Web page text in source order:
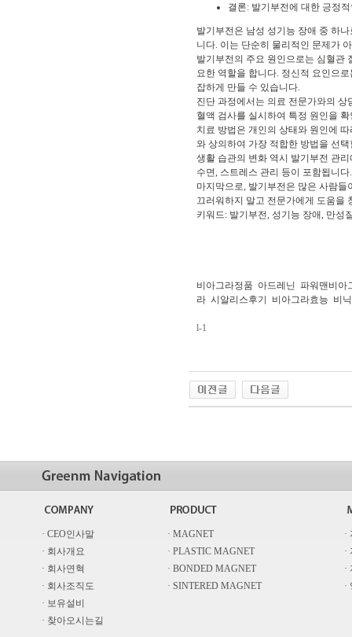
결론: 발기부전에 대한 긍정
발기부전은 남성 성기능 장애 중 하
니다. 이는 단순히 물리적인 문제가
발기부전의 주요 원인으로는 심혈관
요한 역할을 합니다. 정신적 요인으
잡하게 만들 수 있습니다.
진단 과정에서는 의료 전문가와의
혈액 검사를 실시하여 특정 원인을
치료 방법은 개인의 상태와 원인에
와 상의하여 가장 적합한 방법을 선
생활 습관의 변화 역시 발기부전 관
수면, 스트레스 관리 등이 포함됩니
마지막으로, 발기부전은 많은 사람
끄러워하지 말고 전문가에게 도움을
키워드: 발기부전, 성기능 장애, 만성
비아그라정품 아드레닌 파워맨비아
라 시알리스후기 비아그라효능 비
l-1
· CEO인사말 · MAGNET
·
· 회사개요
· PLASTIC MAGNET
·
· 회사연혁
· BONDED MAGNET
·
· 회사조직도
· SINTERED MAGNET
·
· 보유설비
· 찾아오시는길